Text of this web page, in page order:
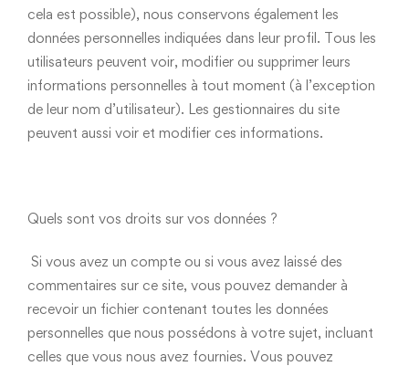
cela est possible), nous conservons également les
données personnelles indiquées dans leur profil. Tous les
utilisateurs peuvent voir, modifier ou supprimer leurs
informations personnelles à tout moment (à l’exception
de leur nom d’utilisateur). Les gestionnaires du site
peuvent aussi voir et modifier ces informations.
Quels sont vos droits sur vos données ?
Si vous avez un compte ou si vous avez laissé des
commentaires sur ce site, vous pouvez demander à
recevoir un fichier contenant toutes les données
personnelles que nous possédons à votre sujet, incluant
celles que vous nous avez fournies. Vous pouvez